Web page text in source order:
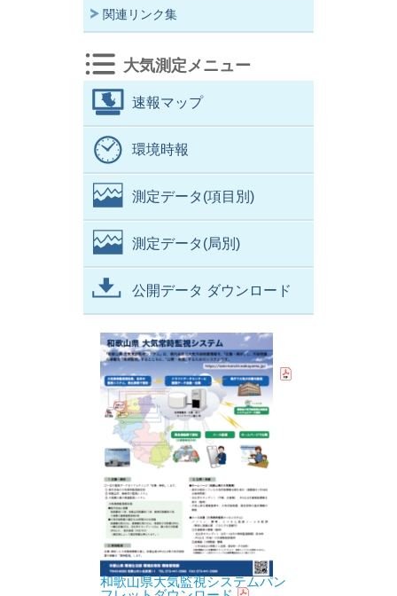
関連リンク集
大気測定メニュー
速報マップ
環境時報
測定データ(項目別)
測定データ(局別)
公開データ ダウンロード
和歌山県大気監視システムパン